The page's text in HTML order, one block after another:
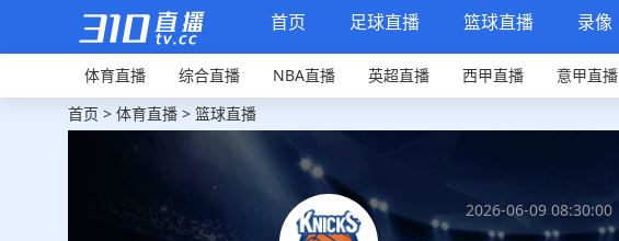
首页 足球直播 篮球直播 录像
体育直播 综合直播 NBA直播 英超直播 西甲直播 意甲直播
首页 > 体育直播 > 篮球直播
2026-06-09 08:30:00